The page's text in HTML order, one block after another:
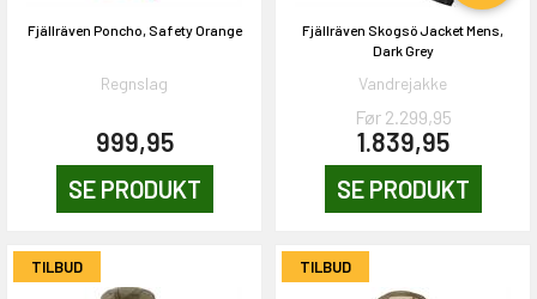
Fjällräven Poncho, Safety Orange
Regnslag
999,95
SE PRODUKT
Fjällräven Skogsö Jacket Mens,
Dark Grey
Vandrejakke
Før 2.299,95
1.839,95
SE PRODUKT
TILBUD TILBUD